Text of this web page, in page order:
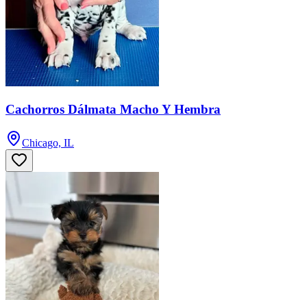
Cachorros Dálmata Macho Y Hembra
Chicago, IL